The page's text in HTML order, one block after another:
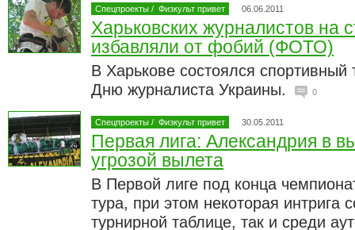
Спецпроекты / Физкульт привет 06.06.2011
Харьковских журналистов на
избавляли от фобий (ФОТО)
В Харькове состоялся спортивный
Дню журналиста Украины.
0
Спецпроекты / Физкульт привет 30.05.2011
Первая лига: Александрия в
угрозой вылета
В Первой лиге под конца
тура, при этом некоторая интрига
турнирной таблице, так и среди